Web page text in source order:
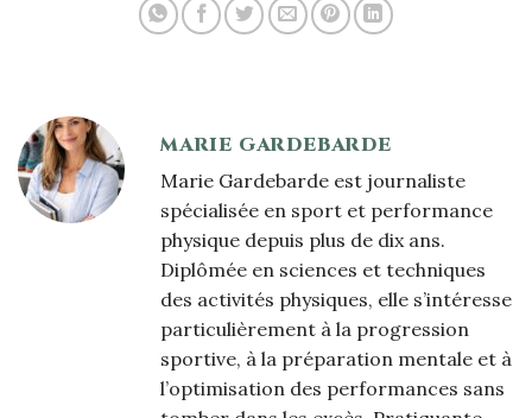
rapidement
MARIE GARDEBARDE
Marie Gardebarde est journaliste
spécialisée en sport et performance
physique depuis plus de dix ans.
Diplômée en sciences et techniques
des activités physiques, elle s’intéresse
particulièrement à la progression
sportive, à la préparation mentale et à
l’optimisation des performances sans